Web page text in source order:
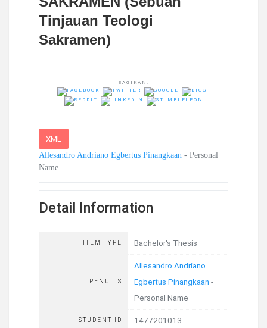
Tinjauan Teologi
Sakramen)
BAGIKAN:
XML
Allesandro Andriano Egbertus Pinangkaan - Personal
Name
Detail Information
ITEM TYPE Bachelor's Thesis
PENULIS
Allesandro Andriano
Egbertus Pinangkaan -
Personal Name
STUDENT ID 1477201013